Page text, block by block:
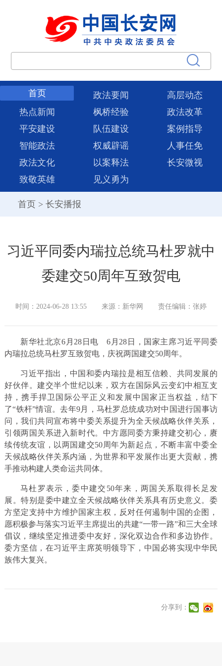
首页 政法要闻
高层动态
热点新闻
枫桥经验
政法改革
平安建设
队伍建设
案例指导
智能政法
权威辟谣
人事任免
政法文化
以案释法
长安微视
致敬英雄
见义勇为
首页 > 长安播报
习近平同委内瑞拉总统马杜罗就中
委建交50周年互致贺电
时间：2024-06-28 13:55 来源：新华网 责任编辑：张婷
新华社北京6月28日电
6月28日，国家主席习近平同委
内瑞拉总统马杜罗互致贺电，庆祝两国建交50周年。
习近平指出，中国和委内瑞拉是相互信赖、共同发展的
好伙伴。建交半个世纪以来，双方在国际风云变幻中相互支
持，携手捍卫国际公平正义和发展中国家正当权益，结下
了“铁杆”情谊。去年9月，马杜罗总统成功对中国进行国事访
问，我们共同宣布将中委关系提升为全天候战略伙伴关系，
引领两国关系进入新时代。中方愿同委方秉持建交初心，赓
续传统友谊，以两国建交50周年为新起点，不断丰富中委全
天候战略伙伴关系内涵，为世界和平发展作出更大贡献，携
手推动构建人类命运共同体。
马杜罗表示，委中建交50年来，两国关系取得长足发
展。特别是委中建立全天候战略伙伴关系具有历史意义。委
方坚定支持中方维护国家主权，反对任何遏制中国的企图，
愿积极参与落实习近平主席提出的共建“一带一路”和三大全球
倡议，继续坚定推进委中友好，深化双边合作和多边协作。
委方坚信，在习近平主席英明领导下，中国必将实现中华民
族伟大复兴。
分享到：